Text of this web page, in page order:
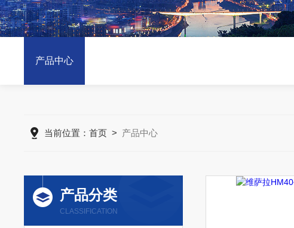
产品中心
当前位置：首页 > 产品中心
产品分类
CLASSIFICATION